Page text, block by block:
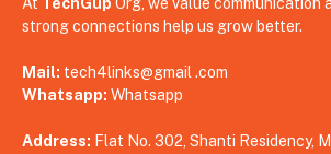
strong connections help us grow better.
Mail: tech4links@gmail .com
Whatsapp: Whatsapp
Address: Flat No. 302, Shanti Residency,